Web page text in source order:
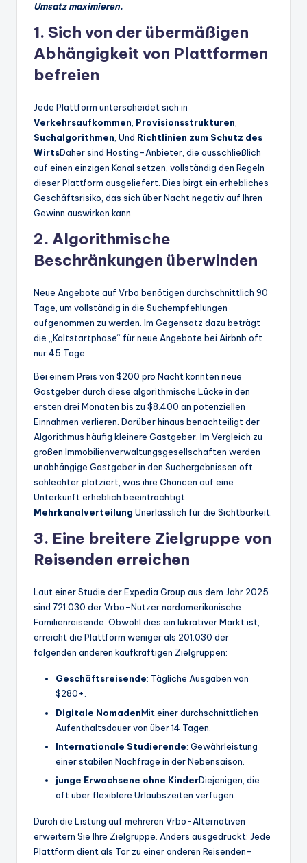
Umsatz maximieren.
1. Sich von der übermäßigen
Abhängigkeit von Plattformen
befreien
Jede Plattform unterscheidet sich in
Verkehrsaufkommen, Provisionsstrukturen,
Suchalgorithmen, Und Richtlinien zum Schutz des
WirtsDaher sind Hosting-Anbieter, die ausschließlich
auf einen einzigen Kanal setzen, vollständig den Regeln
dieser Plattform ausgeliefert. Dies birgt ein erhebliches
Geschäftsrisiko, das sich über Nacht negativ auf Ihren
Gewinn auswirken kann.
2. Algorithmische
Beschränkungen überwinden
Neue Angebote auf Vrbo benötigen durchschnittlich 90
Tage, um vollständig in die Suchempfehlungen
aufgenommen zu werden. Im Gegensatz dazu beträgt
die „Kaltstartphase“ für neue Angebote bei Airbnb oft
nur 45 Tage.
Bei einem Preis von $200 pro Nacht könnten neue
Gastgeber durch diese algorithmische Lücke in den
ersten drei Monaten bis zu $8.400 an potenziellen
Einnahmen verlieren. Darüber hinaus benachteiligt der
Algorithmus häufig kleinere Gastgeber. Im Vergleich zu
großen Immobilienverwaltungsgesellschaften werden
unabhängige Gastgeber in den Suchergebnissen oft
schlechter platziert, was ihre Chancen auf eine
Unterkunft erheblich beeinträchtigt.
Mehrkanalverteilung Unerlässlich für die Sichtbarkeit.
3. Eine breitere Zielgruppe von
Reisenden erreichen
Laut einer Studie der Expedia Group aus dem Jahr 2025
sind 721.030 der Vrbo-Nutzer nordamerikanische
Familienreisende. Obwohl dies ein lukrativer Markt ist,
erreicht die Plattform weniger als 201.030 der
folgenden anderen kaufkräftigen Zielgruppen:
Geschäftsreisende: Tägliche Ausgaben von
$280+.
Digitale NomadenMit einer durchschnittlichen
Aufenthaltsdauer von über 14 Tagen.
Internationale Studierende: Gewährleistung
einer stabilen Nachfrage in der Nebensaison.
junge Erwachsene ohne KinderDiejenigen, die
oft über flexiblere Urlaubszeiten verfügen.
Durch die Listung auf mehreren Vrbo-Alternativen
erweitern Sie Ihre Zielgruppe. Anders ausgedrückt: Jede
Plattform dient als Tor zu einer anderen Reisenden-